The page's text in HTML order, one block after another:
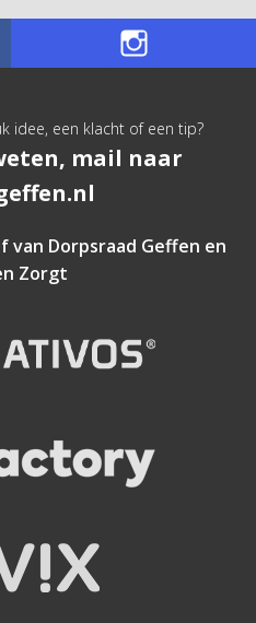
idee, een klacht of een tip?
mail naar
van Dorpsraad Geffen en
Zorgt